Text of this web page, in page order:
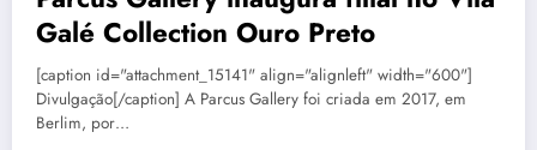
Galé Collection Ouro Preto
[caption id="attachment_15141" align="alignleft" width="600"]
Divulgação[/caption] A Parcus Gallery foi criada em 2017, em
Berlim, por…